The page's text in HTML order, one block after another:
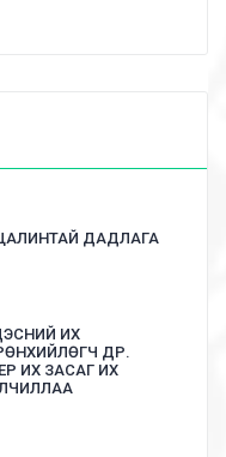
ДАДЛАГА
ИХ
ДР.
ИХ ЗАСАГ ИХ